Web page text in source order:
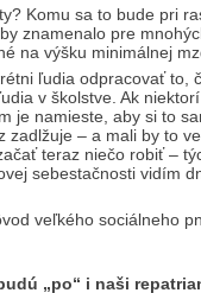
Komu sa to bude pri
znamenalo pre
na výšku minimálnej
ľudia odpracovať to,
v školstve. Ak
je namieste, aby si to
zadlžuje – a mali by to
teraz niečo robiť –
sebestačnosti vidím
veľkého sociálneho
„po“ i naši